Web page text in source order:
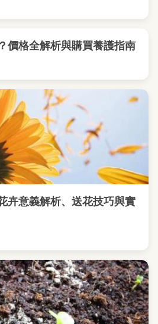
價格全解析與購買養護指南
卉意義解析、送花技巧與實